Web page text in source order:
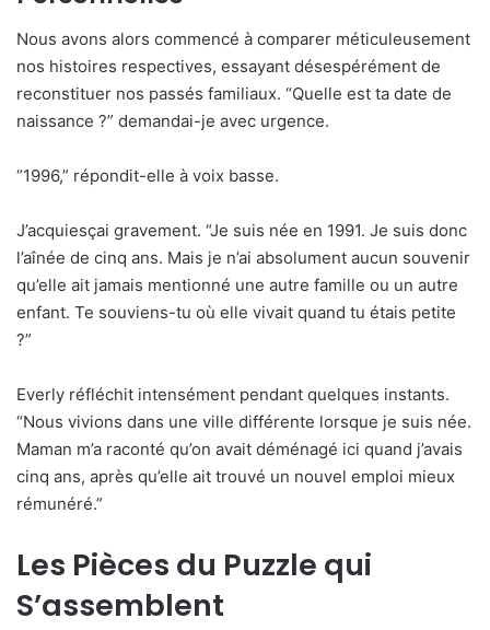
Nous avons alors commencé à comparer méticuleusement
nos histoires respectives, essayant désespérément de
reconstituer nos passés familiaux. “Quelle est ta date de
naissance ?” demandai-je avec urgence.
“1996,” répondit-elle à voix basse.
J’acquiesçai gravement. “Je suis née en 1991. Je suis donc
l’aînée de cinq ans. Mais je n’ai absolument aucun souvenir
qu’elle ait jamais mentionné une autre famille ou un autre
enfant. Te souviens-tu où elle vivait quand tu étais petite
?”
Everly réfléchit intensément pendant quelques instants.
“Nous vivions dans une ville différente lorsque je suis née.
Maman m’a raconté qu’on avait déménagé ici quand j’avais
cinq ans, après qu’elle ait trouvé un nouvel emploi mieux
rémunéré.”
Les Pièces du Puzzle qui
S’assemblent